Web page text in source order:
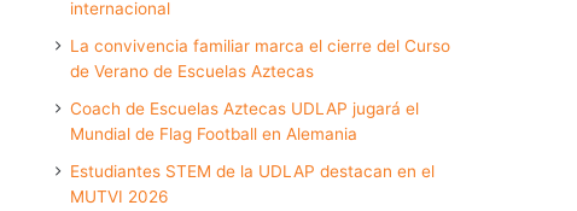
internacional
La convivencia familiar marca el cierre del Curso
de Verano de Escuelas Aztecas
Coach de Escuelas Aztecas UDLAP jugará el
Mundial de Flag Football en Alemania
Estudiantes STEM de la UDLAP destacan en el
MUTVI 2026